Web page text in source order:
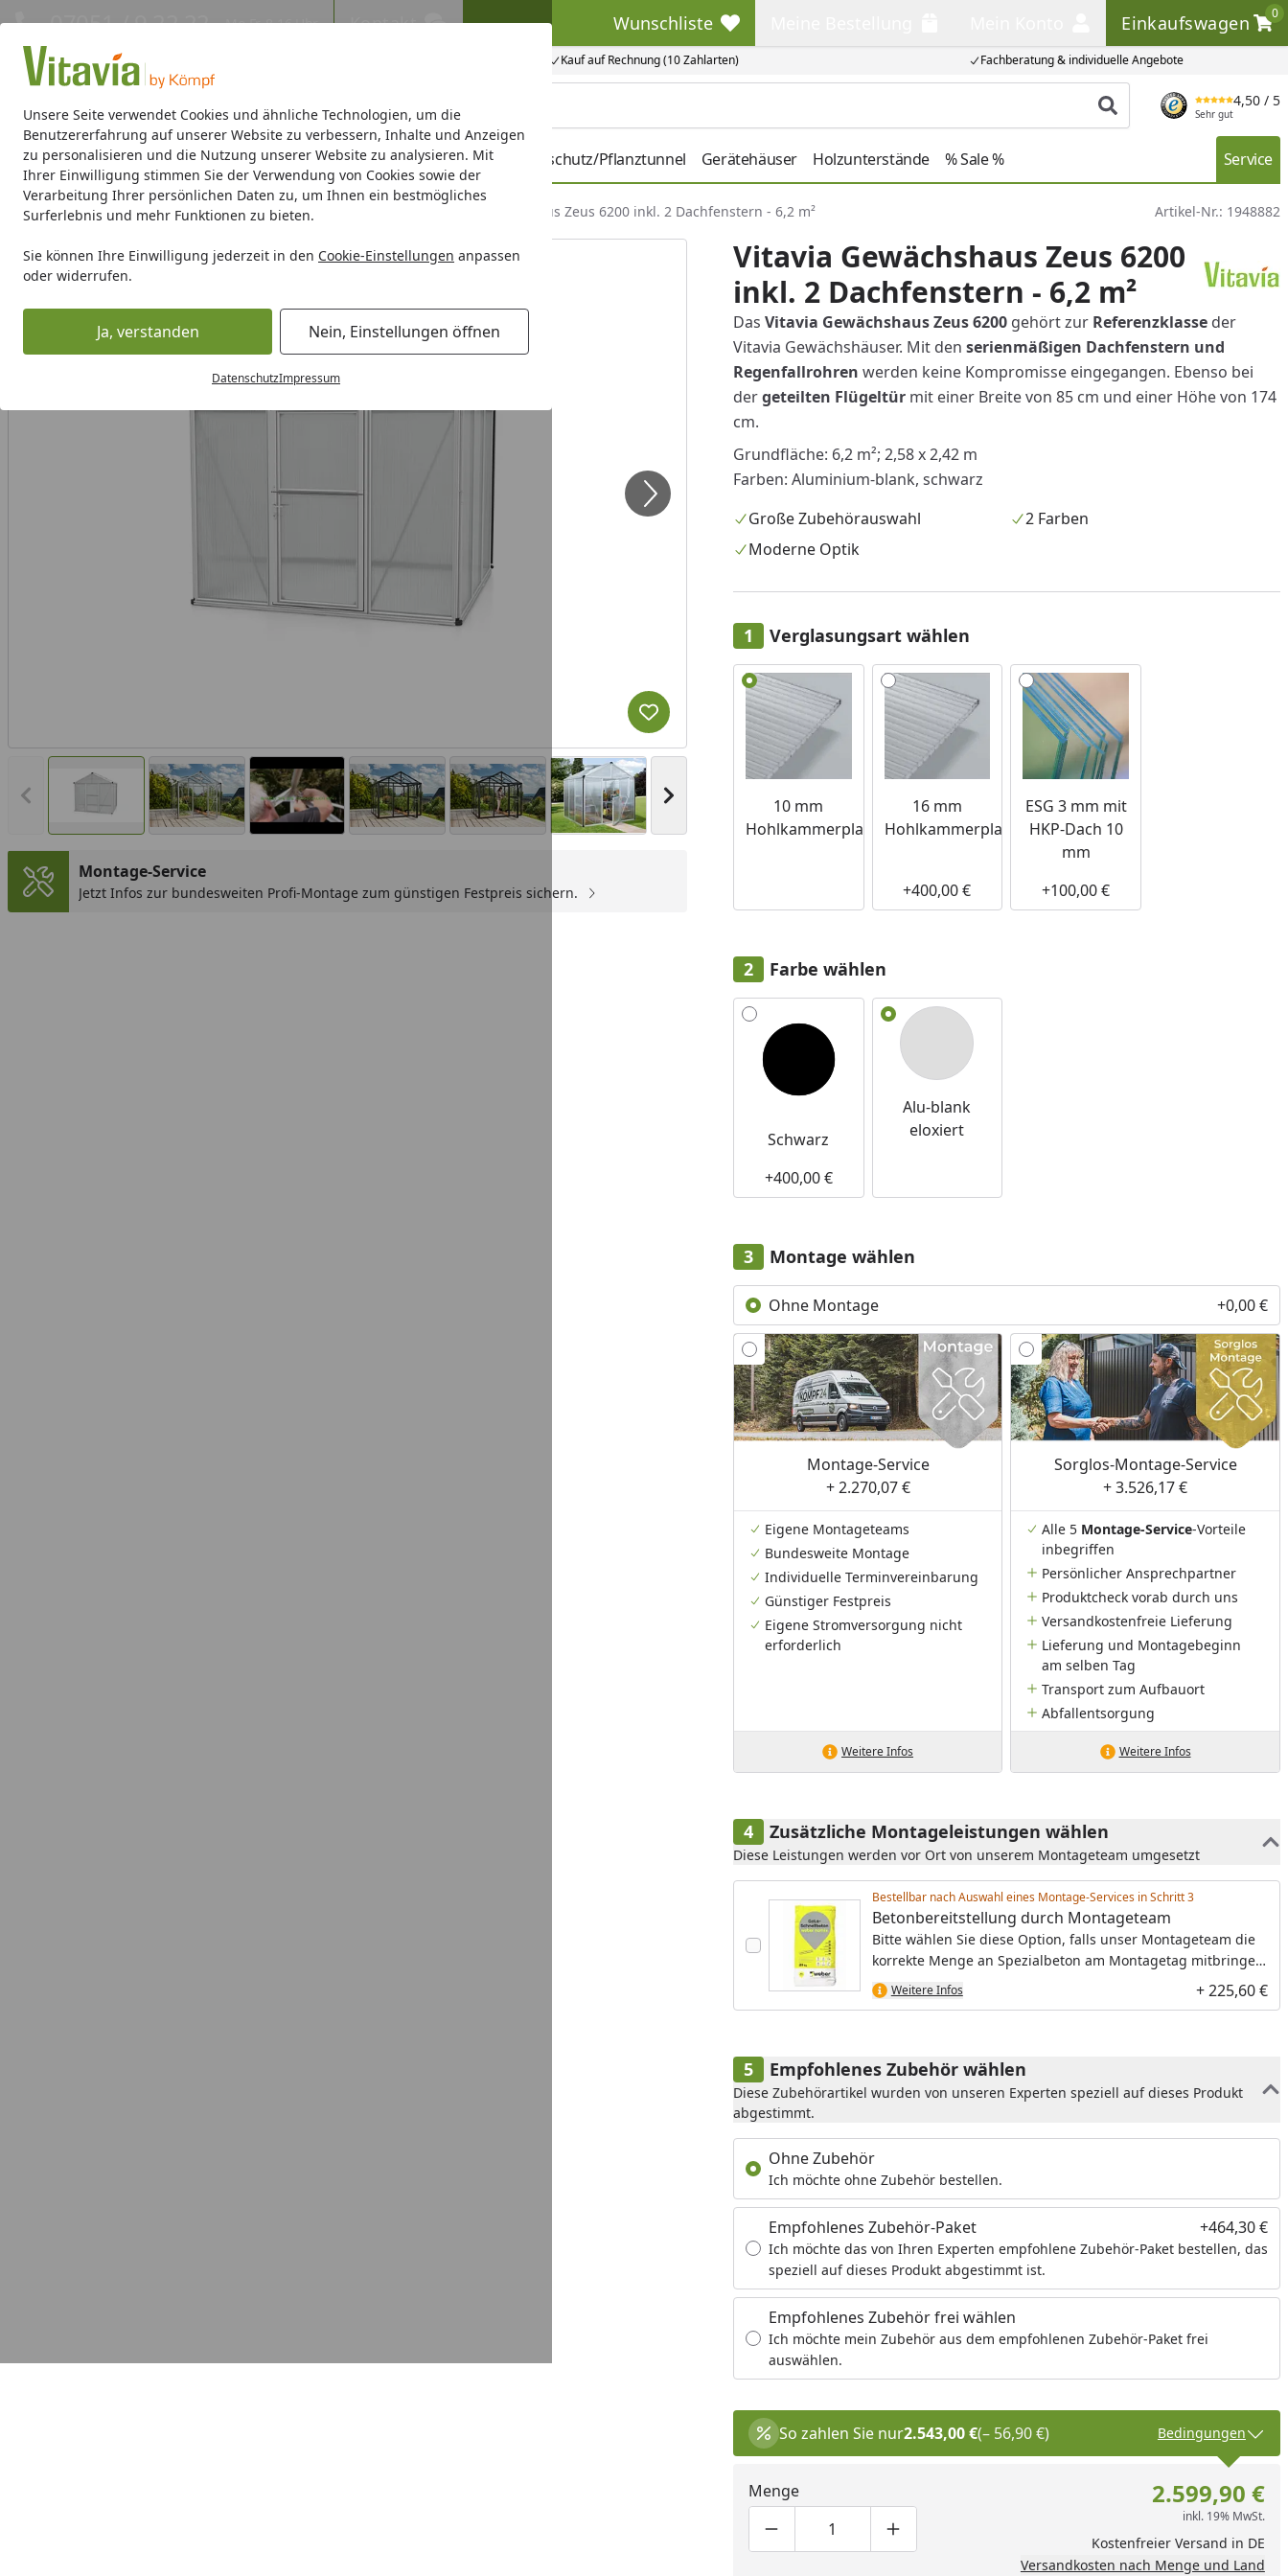
Unsere Seite verwendet Cookies und ähnliche Technologien, um die
Benutzererfahrung auf unserer Website zu verbessern, Inhalte und Anzeigen
zu personalisieren und die Nutzung unserer Website zu analysieren. Mit
Ihrer Einwilligung stimmen Sie der Verwendung von Cookies sowie der
Verarbeitung Ihrer persönlichen Daten zu, um Ihnen ein bestmögliches
Surferlebnis und mehr Funktionen zu bieten.
Sie können Ihre Einwilligung jederzeit in den Cookie-Einstellungen anpassen
oder widerrufen.
Ja, verstanden Nein, Einstellungen öffnen
DatenschutzImpressum
Kauf auf Rechnung (10 Zahlarten) Fachberatung & individuelle Angebote
07051 / 9 22 22 Mo-Fr. 8-16 Uhr Kontakt Wunschliste
Wunschliste Einkaufswagen
0
Einkaufswagen
Produkt suchen
4,50 / 5
Sehr gut
Gewächshäuser Gewächshaus-Zubehör Hochbeete/Frühbeete Pflanzenschutz/Pflanztunnel Gerätehäuser Holzunterstände % Sale % Service
Gewächshäuser Klassische Modelle Zeus 6200-15700 Vitavia Gewächshaus Zeus 6200 inkl. 2 Dachfenstern - 6,2 m² Artikel-Nr.: 1948882
Vorheriges Bild anzeigen Nächstes Bild anzeigen
Produkt zur Wunschliste hinzufügen
Montage-Service
Jetzt Infos zur bundesweiten Profi-Montage zum günstigen Festpreis sichern.
Vitavia Gewächshaus Zeus 6200
inkl. 2 Dachfenstern - 6,2 m²
Das Vitavia Gewächshaus Zeus 6200 gehört zur Referenzklasseder
Vitavia Gewächshäuser. Mit den serienmäßigen Dachfenstern und
Regenfallrohren werden keine Kompromisse eingegangen. Ebenso bei
dergeteilten Flügeltürmit einer Breite von 85 cm und einer Höhe von 174
cm.
Grundfläche: 6,2 m²; 2,58 x 2,42 m
Farben: Aluminium-blank, schwarz
Große Zubehörauswahl
2 Farben
Moderne Optik
Verglasungsart wählen
Alle anzeigen (3)
10 mm
Hohlkammerplatten
16 mm
Hohlkammerplatten
+400,00 €
ESG 3 mm mit
HKP-Dach 10
mm
+100,00 €
Farbe wählen
Alle anzeigen (2)
Schwarz
+400,00 €
Alu-blank
eloxiert
Montage wählen
Ohne Montage +0,00 €
Montage-Service
+ 2.270,07 €
Eigene Montageteams
Bundesweite Montage
Individuelle Terminvereinbarung
Günstiger Festpreis
Eigene Stromversorgung nicht
erforderlich
Weitere Infos
Sorglos-Montage-Service
+ 3.526,17 €
Alle 5 Montage-Service-Vorteile
inbegriffen
Persönlicher Ansprechpartner
Produktcheck vorab durch uns
Versandkostenfreie Lieferung
Lieferung und Montagebeginn
am selben Tag
Transport zum Aufbauort
Abfallentsorgung
Weitere Infos
Zusätzliche Montageleistungen wählen
Diese Leistungen werden vor Ort von unserem Montageteam umgesetzt
Bestellbar nach Auswahl eines Montage-Services in Schritt
Betonbereitstellung durch Montageteam
Bitte wählen Sie diese Option, falls unser Montageteam die
korrekte Menge an Spezialbeton am Montagetag mitbringen
soll. Der Preis umfasst den Spezialbeton, den Transport zur
Baustelle sowie die Entsorgung des entstehenden Abfalls.
Weitere Infos + 225,60 €
Empfohlenes Zubehör wählen
Diese Zubehörartikel wurden von unseren Experten speziell auf dieses Produkt
abgestimmt.
Ohne Zubehör
Ich möchte ohne Zubehör bestellen.
Empfohlenes Zubehör-Paket +464,30 €
Ich möchte das von Ihren Experten empfohlene Zubehör-Paket bestellen, das
speziell auf dieses Produkt abgestimmt ist.
Empfohlenes Zubehör frei wählen
Ich möchte mein Zubehör aus dem empfohlenen Zubehör-Paket frei
auswählen.
So zahlen Sie nur2.543,00 €(– 56,90 €) Bedingungen
Menge
Produktmenge um eins verringern
Produktmenge manuell eingeben
Produktmenge um eins erhöhen
2.599,90 €
inkl. 19% MwSt.
Kostenfreier Versand in DE
Versandkosten nach Menge und Land